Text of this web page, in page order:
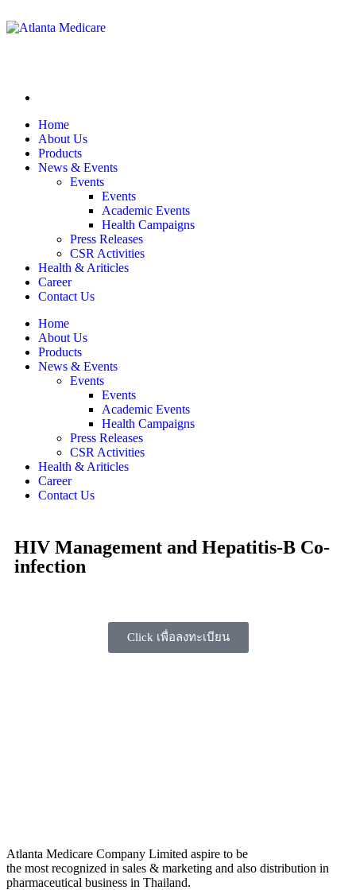
Home
About Us
Products
News & Events
Events
Events
Academic Events
Health Campaigns
Press Releases
CSR Activities
Health & Ariticles
Career
Contact Us
Home
About Us
Products
News & Events
Events
Events
Academic Events
Health Campaigns
Press Releases
CSR Activities
Health & Ariticles
Career
Contact Us
HIV Management and Hepatitis-B Co-
infection
Click เพื่อลงทะเบียน
Atlanta Medicare Company Limited aspire to be
the most recognized in sales & marketing and also distribution in
pharmaceutical business in Thailand.